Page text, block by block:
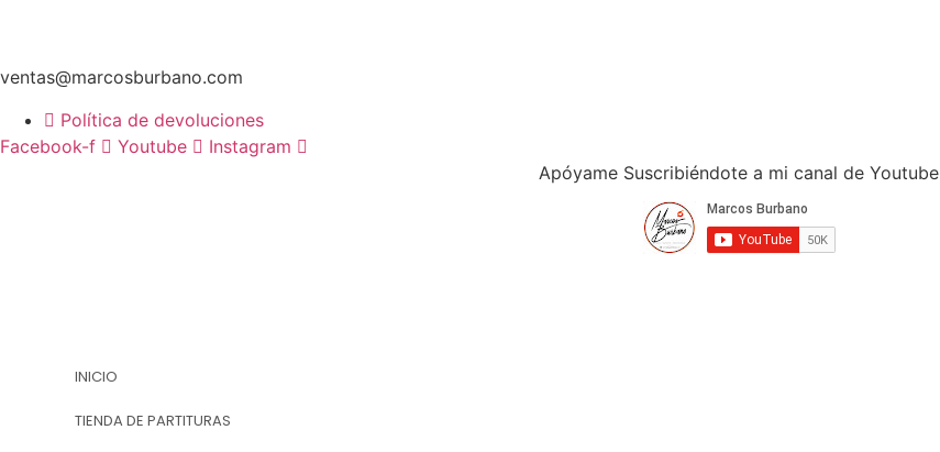
ventas@marcosburbano.com
Política de devoluciones
Facebook-f
Youtube
Instagram
Apóyame Suscribiéndote a mi canal de Youtube
INICIO
TIENDA DE PARTITURAS